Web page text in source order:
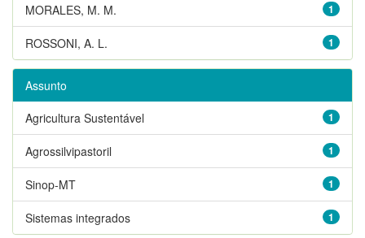
1
MORALES, M. M.
1
ROSSONI, A. L.
Assunto
1
Agricultura Sustentável
1
Agrossilvipastoril
1
Sinop-MT
1
Sistemas integrados